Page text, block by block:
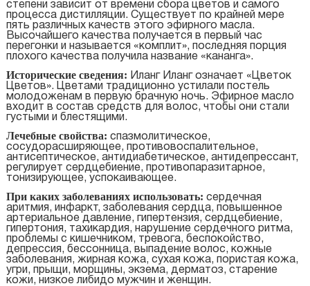
степени зависит от времени сбора цветов и самого
процесса дистилляции. Существует по крайней мере
пять различных качеств этого эфирного масла.
Высочайшего качества получается в первый час
перегонки и называется «комплит», последняя порция
плохого качества получила название «кананга».
Исторические сведения: Иланг Иланг означает «Цветок
Цветов». Цветами традиционно устилали постель
молодоженам в первую брачную ночь. Эфирное масло
входит в состав средств для волос, чтобы они стали
густыми и блестящими.
Лечебные свойства: спазмолитическое,
сосудорасширяющее, противовоспалительное,
антисептическое, антидиабетическое, антидепрессант,
регулирует сердцебиение, противопаразитарное,
тонизирующее, успокаивающее.
При каких заболеваниях использовать: сердечная
аритмия, инфаркт, заболевания сердца, повышенное
артериальное давление, гипертензия, сердцебиение,
гипертония, тахикардия, нарушение сердечного ритма,
проблемы с кишечником, тревога, беспокойство,
депрессия, бессонница, выпадение волос, кожные
заболевания, жирная кожа, сухая кожа, пористая кожа,
угри, прыщи, морщины, экзема, дерматоз, старение
кожи, низкое либидо мужчин и женщин.